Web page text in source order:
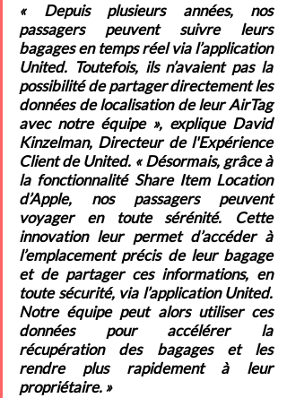
« Depuis plusieurs années, nos
passagers peuvent suivre leurs
bagages en temps réel via l’application
United. Toutefois, ils n’avaient pas la
possibilité de partager directement les
données de localisation de leur AirTag
avec notre équipe », explique David
Kinzelman, Directeur de l'Expérience
Client de United. « Désormais, grâce à
la fonctionnalité Share Item Location
d’Apple, nos passagers peuvent
voyager en toute sérénité. Cette
innovation leur permet d’accéder à
l’emplacement précis de leur bagage
et de partager ces informations, en
toute sécurité, via l’application United.
Notre équipe peut alors utiliser ces
données pour accélérer la
récupération des bagages et les
rendre plus rapidement à leur
propriétaire. »